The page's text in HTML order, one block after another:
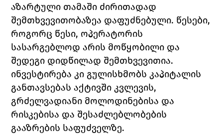
აზარტული თამაში ძირითადად
შემთხვევითობაზეა დაფუძნებული. წესები,
როგორც წესი, ოპერატორის
სასარგებლოდ არის მოწყობილი და
შედეგი დიდწილად შემთხვევითია.
ინვესტირება კი გულისხმობს კაპიტალის
განთავსებას აქტივში კვლევის,
გრძელვადიანი მოლოდინებისა და
რისკებისა და შესაძლებლობების
გააზრების საფუძველზე.